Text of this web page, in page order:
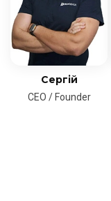
Сергій
CEO / Founder